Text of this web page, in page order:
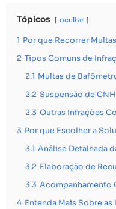
Tópicos ocultar
1 Por que Recorrer
2 Tipos Comuns de
2.1 Multas de
2.2 Suspensão de CNH
2.3 Outras Infrações
3 Por que Escolher a
3.1 Análise Detalhada
3.2 Elaboração de
3.3 Acompanhamento
4 Entenda Mais Sobre as